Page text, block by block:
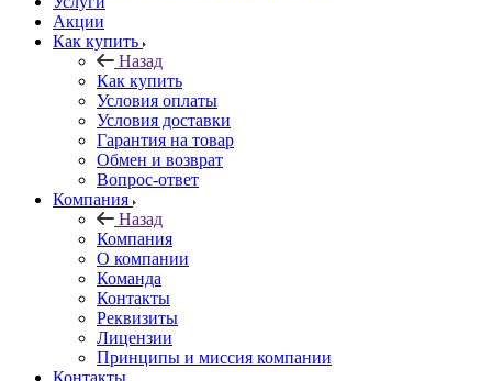
Акции
Как купить
Назад
Как купить
Условия оплаты
Условия доставки
Гарантия на товар
Обмен и возврат
Вопрос-ответ
Компания
Назад
Компания
О компании
Команда
Контакты
Реквизиты
Лицензии
Принципы и миссия компании
Контакты